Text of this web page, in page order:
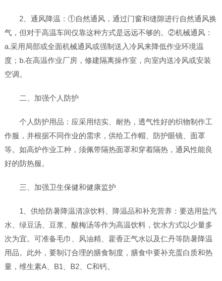
2、通风降温：①自然通风，通过门窗和缝隙进行自然通风换
气，但对于高温车间仅靠这种方式是远远不够的。②机械通风：
a.采用局部或全面机械通风或强制送入冷风来降低作业环境温
度；b.在高温作业厂房，修建隔离操作室，向室内送冷风或安装
空调。
二、加强个人防护
个人防护用品：应采用结实、耐热，透气性好的织物制作工
作服，并根据不同作业的需求，供给工作帽、防护眼镜、面罩
等。如高炉作业工种，须佩带隔热面罩和穿着隔热，通风性能良
好的防热服。
三、加强卫生保健和健康监护
1、供给防暑降温清凉饮料、降温品和补充营养：要选用盐汽
水、绿豆汤、豆浆、酸梅汤等作为高温饮料，饮水方式以少量多
次为宜。可准备毛巾、风油精、藿香正气水以及仁丹等防暑降温
用品。此外，要制订合理的膳食制度，膳食中要补充蛋白质和热
量，维生素A、B1、B2、C和钙。